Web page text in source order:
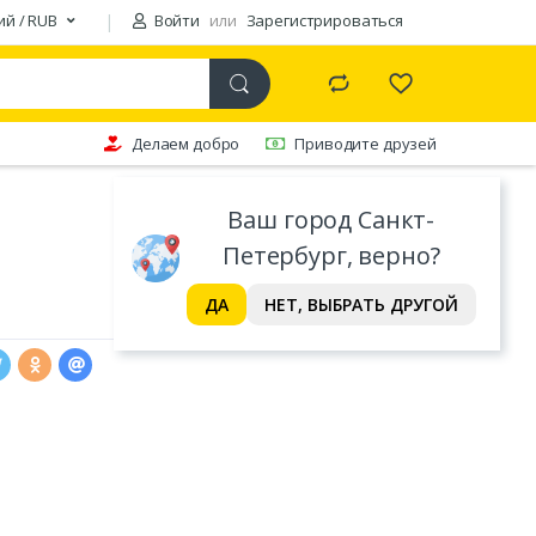
/ RUB Войти или Зарегистрироваться
Ваш город Санкт-
Петербург, верно?
ДА НЕТ, ВЫБРАТЬ ДРУГОЙ
Делаем добро Приводите друзей